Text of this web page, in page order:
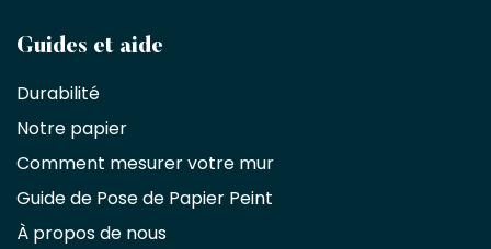
Devenez
partenaire
commercial
Décorateurs
d'intérieur,
designers
Guides et aide
Durabilité
Notre papier
Comment mesurer votre mur
Guide de Pose de Papier Peint
À propos de nous